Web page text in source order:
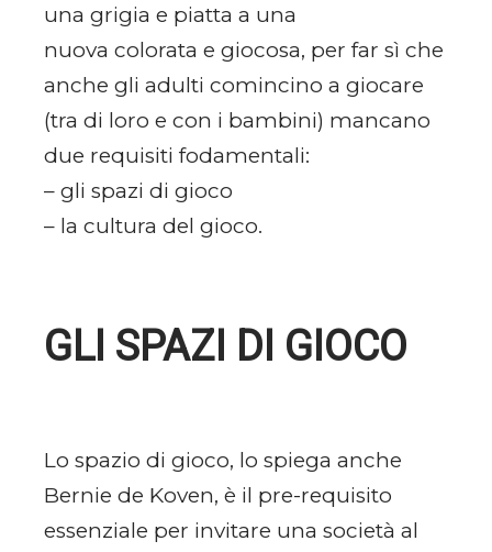
una grigia e piatta a una
nuova colorata e giocosa, per far sì che
anche gli adulti comincino a giocare
(tra di loro e con i bambini) mancano
due requisiti fodamentali:
– gli spazi di gioco
– la cultura del gioco.
GLI SPAZI DI GIOCO
Lo spazio di gioco, lo spiega anche
Bernie de Koven, è il pre-requisito
essenziale per invitare una società al